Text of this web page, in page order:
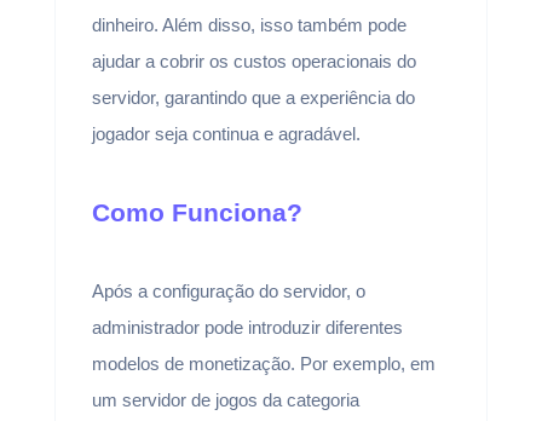
dinheiro. Além disso, isso também pode
ajudar a cobrir os custos operacionais do
servidor, garantindo que a experiência do
jogador seja continua e agradável.
Como Funciona?
Após a configuração do servidor, o
administrador pode introduzir diferentes
modelos de monetização. Por exemplo, em
um servidor de jogos da categoria